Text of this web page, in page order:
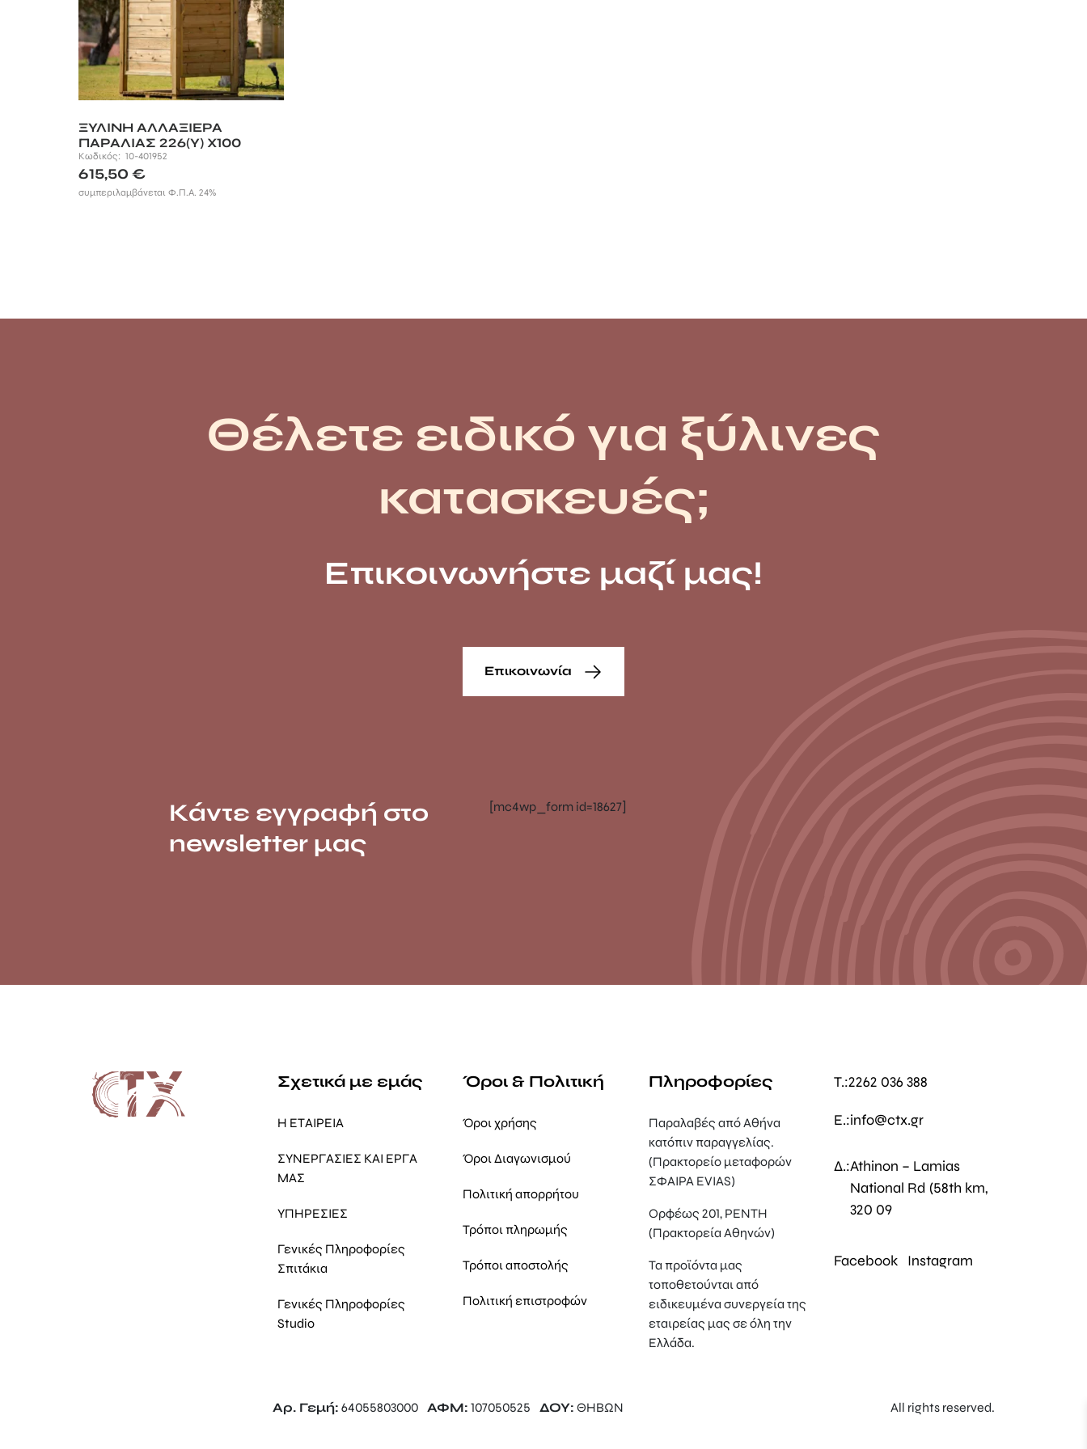
ΞΥΛΙΝΗ ΑΛΛΑΞΙΕΡΑ
ΠΑΡΑΛΙΑΣ 226(Y) X100
X100ΕΚ.
Κωδικός: 10-401952
615,50 €
συμπεριλαμβάνεται Φ.Π.Α. 24%
Θέλετε ειδικό για ξύλινες
κατασκευές;
Επικοινωνήστε μαζί μας!
Επικοινωνία
Κάντε εγγραφή στο
newsletter μας
[mc4wp_form id=18627]
Σχετικά με εμάς
Η ΕΤΑΙΡΕΙΑ
ΣΥΝΕΡΓΑΣΙΕΣ ΚΑΙ ΕΡΓΑ
ΜΑΣ
ΥΠΗΡΕΣΙΕΣ
Γενικές Πληροφορίες
Σπιτάκια
Γενικές Πληροφορίες
Studio
Όροι & Πολιτική
Όροι χρήσης
Όροι Διαγωνισμού
Πολιτική απορρήτου
Τρόποι πληρωμής
Τρόποι αποστολής
Πολιτική επιστροφών
Πληροφορίες
Παραλαβές από Αθήνα
κατόπιν παραγγελίας.
(Πρακτορείο μεταφορών
ΣΦΑΙΡΑ EVIAS)
Ορφέως 201, ΡΕΝΤΗ
(Πρακτορεία Αθηνών)
Τα προϊόντα μας
τοποθετούνται από
ειδικευμένα συνεργεία της
εταιρείας μας σε όλη την
Ελλάδα.
T.:2262 036 388
E.:info@ctx.gr
Δ.:Athinon – Lamias
National Rd (58th km,
320 09
Facebook Instagram
Αρ. Γεμή: 64055803000 ΑΦΜ: 107050525 ΔΟΥ: ΘΗΒΩΝ All rights reserved.